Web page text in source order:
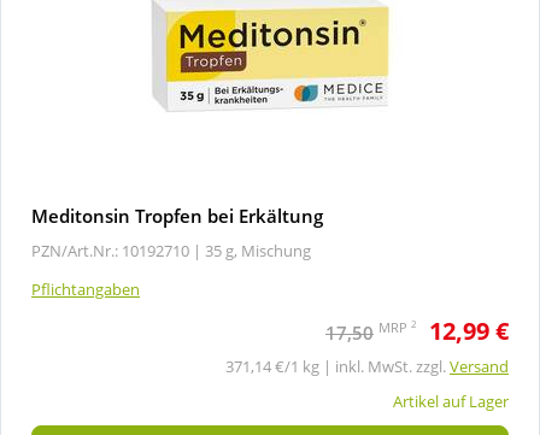
Meditonsin Tropfen bei Erkältung
PZN/Art.Nr.: 10192710 | 35 g, Mischung
Pflichtangaben
17,50 MRP 2 12,99 €
371,14 €/1 kg | inkl. MwSt. zzgl.Versand
Artikel auf Lager